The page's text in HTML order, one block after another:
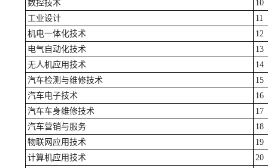
数控技术
10
工业设计
11
机电一体化技术
12
电气自动化技术
13
无人机应用技术
14
汽车检测与维修技术
15
汽车电子技术
16
汽车车身维修技术
17
汽车营销与服务
18
物联网应用技术
19
计算机应用技术
20